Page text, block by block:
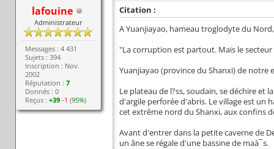
lafouine
Administrateur
Messages : 4 431
Sujets : 394
Inscription : Nov.
2002
Réputation :7
Donnés : 0
Reçus :+39 -1 (95%)
Citation :
A Yuanjiayao, hameau troglodyte du
"La corruption est partout. Mais le
Yuanjiayao (province du Shanxi) de notre
Le plateau de l?ss, soudain, se déchire et
d'argile perforée d'abris. Le village est un
cet extrême nord du Shanxi, aux confins
Avant d'entrer dans la petite caverne de
un âne se régale d'une bassine de maà¯s.